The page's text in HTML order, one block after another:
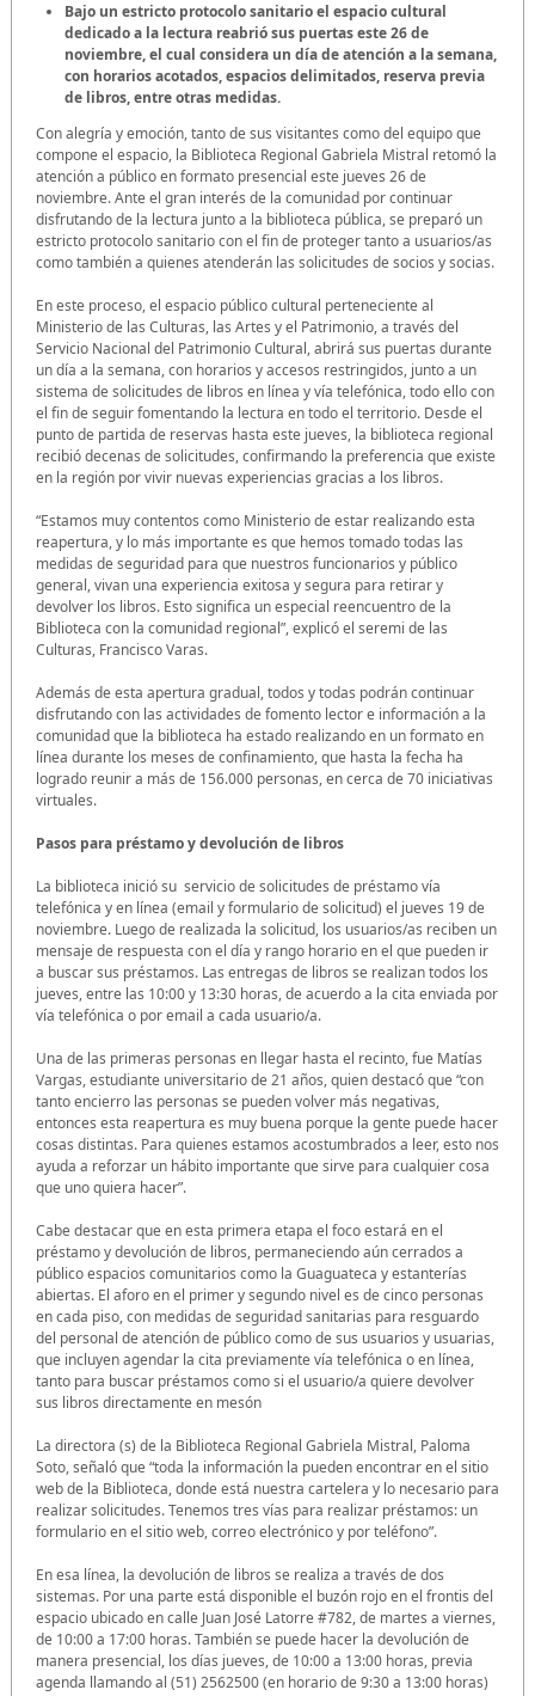
Bajo un estricto protocolo sanitario el espacio cultural
dedicado a la lectura reabrió sus puertas este 26 de
noviembre, el cual considera un día de atención a la semana,
con horarios acotados, espacios delimitados, reserva previa
de libros, entre otras medidas.
Con alegría y emoción, tanto de sus visitantes como del equipo que
compone el espacio, la Biblioteca Regional Gabriela Mistral retomó la
atención a público en formato presencial este jueves 26 de
noviembre. Ante el gran interés de la comunidad por continuar
disfrutando de la lectura junto a la biblioteca pública, se preparó un
estricto protocolo sanitario con el fin de proteger tanto a usuarios/as
como también a quienes atenderán las solicitudes de socios y socias.
En este proceso, el espacio público cultural perteneciente al
Ministerio de las Culturas, las Artes y el Patrimonio, a través del
Servicio Nacional del Patrimonio Cultural, abrirá sus puertas durante
un día a la semana, con horarios y accesos restringidos, junto a un
sistema de solicitudes de libros en línea y vía telefónica, todo ello con
el fin de seguir fomentando la lectura en todo el territorio. Desde el
punto de partida de reservas hasta este jueves, la biblioteca regional
recibió decenas de solicitudes, confirmando la preferencia que existe
en la región por vivir nuevas experiencias gracias a los libros.
“Estamos muy contentos como Ministerio de estar realizando esta
reapertura, y lo más importante es que hemos tomado todas las
medidas de seguridad para que nuestros funcionarios y público
general, vivan una experiencia exitosa y segura para retirar y
devolver los libros. Esto significa un especial reencuentro de la
Biblioteca con la comunidad regional”, explicó el seremi de las
Culturas, Francisco Varas.
Además de esta apertura gradual, todos y todas podrán continuar
disfrutando con las actividades de fomento lector e información a la
comunidad que la biblioteca ha estado realizando en un formato en
línea durante los meses de confinamiento, que hasta la fecha ha
logrado reunir a más de 156.000 personas, en cerca de 70 iniciativas
virtuales.
Pasos para préstamo y devolución de libros
La biblioteca inició su servicio de solicitudes de préstamo vía
telefónica y en línea (email y formulario de solicitud) el jueves 19 de
noviembre. Luego de realizada la solicitud, los usuarios/as reciben un
mensaje de respuesta con el día y rango horario en el que pueden ir
a buscar sus préstamos. Las entregas de libros se realizan todos los
jueves, entre las 10:00 y 13:30 horas, de acuerdo a la cita enviada por
vía telefónica o por email a cada usuario/a.
Una de las primeras personas en llegar hasta el recinto, fue Matías
Vargas, estudiante universitario de 21 años, quien destacó que “con
tanto encierro las personas se pueden volver más negativas,
entonces esta reapertura es muy buena porque la gente puede hacer
cosas distintas. Para quienes estamos acostumbrados a leer, esto nos
ayuda a reforzar un hábito importante que sirve para cualquier cosa
que uno quiera hacer”.
Cabe destacar que en esta primera etapa el foco estará en el
préstamo y devolución de libros, permaneciendo aún cerrados a
público espacios comunitarios como la Guaguateca y estanterías
abiertas. El aforo en el primer y segundo nivel es de cinco personas
en cada piso, con medidas de seguridad sanitarias para resguardo
del personal de atención de público como de sus usuarios y usuarias,
que incluyen agendar la cita previamente vía telefónica o en línea,
tanto para buscar préstamos como si el usuario/a quiere devolver
sus libros directamente en mesón
La directora (s) de la Biblioteca Regional Gabriela Mistral, Paloma
Soto, señaló que “toda la información la pueden encontrar en el sitio
web de la Biblioteca, donde está nuestra cartelera y lo necesario para
realizar solicitudes. Tenemos tres vías para realizar préstamos: un
formulario en el sitio web, correo electrónico y por teléfono”.
En esa línea, la devolución de libros se realiza a través de dos
sistemas. Por una parte está disponible el buzón rojo en el frontis del
espacio ubicado en calle Juan José Latorre #782, de martes a viernes,
de 10:00 a 17:00 horas. También se puede hacer la devolución de
manera presencial, los días jueves, de 10:00 a 13:00 horas, previa
agenda llamando al (51) 2562500 (en horario de 9:30 a 13:00 horas)